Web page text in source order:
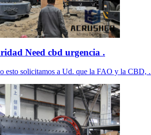
Need cbd urgencia .
esto solicitamos a Ud. que la FAO y la CBD,